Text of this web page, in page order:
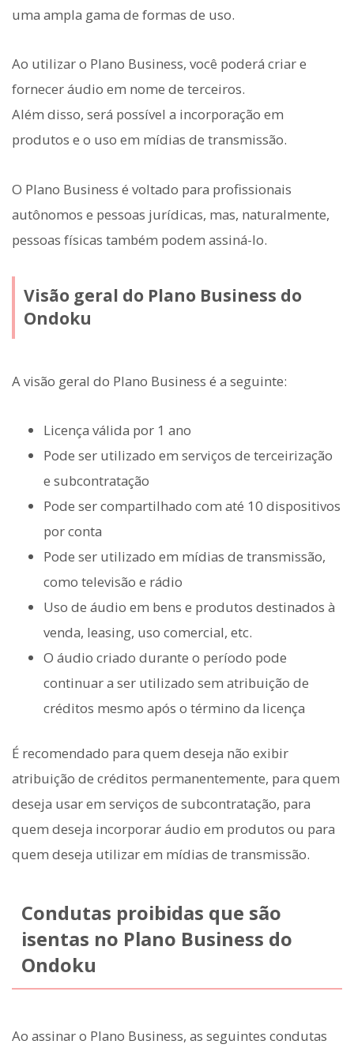
uma ampla gama de formas de uso.
Ao utilizar o Plano Business, você poderá criar e
fornecer áudio em nome de terceiros.
Além disso, será possível a incorporação em
produtos e o uso em mídias de transmissão.
O Plano Business é voltado para profissionais
autônomos e pessoas jurídicas, mas, naturalmente,
pessoas físicas também podem assiná-lo.
Visão geral do Plano Business do
Ondoku
A visão geral do Plano Business é a seguinte:
Licença válida por 1 ano
Pode ser utilizado em serviços de terceirização
e subcontratação
Pode ser compartilhado com até 10 dispositivos
por conta
Pode ser utilizado em mídias de transmissão,
como televisão e rádio
Uso de áudio em bens e produtos destinados à
venda, leasing, uso comercial, etc.
O áudio criado durante o período pode
continuar a ser utilizado sem atribuição de
créditos mesmo após o término da licença
É recomendado para quem deseja não exibir
atribuição de créditos permanentemente, para quem
deseja usar em serviços de subcontratação, para
quem deseja incorporar áudio em produtos ou para
quem deseja utilizar em mídias de transmissão.
Condutas proibidas que são
isentas no Plano Business do
Ondoku
Ao assinar o Plano Business, as seguintes condutas